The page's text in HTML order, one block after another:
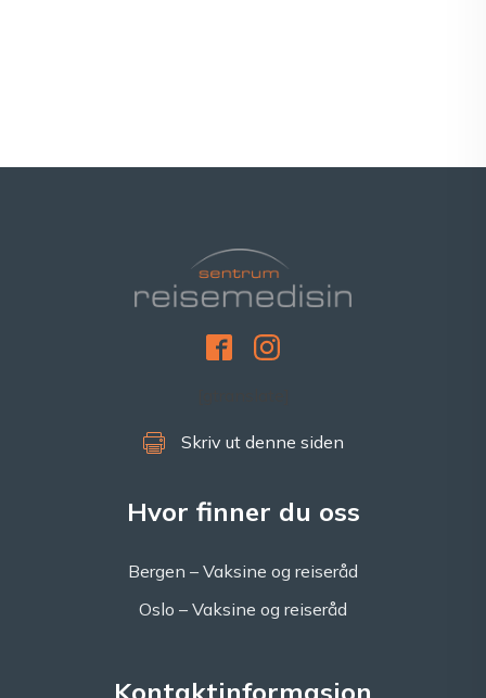
Skriv ut denne siden
Hvor finner du oss
Bergen – Vaksine og reiseråd
Oslo – Vaksine og reiseråd